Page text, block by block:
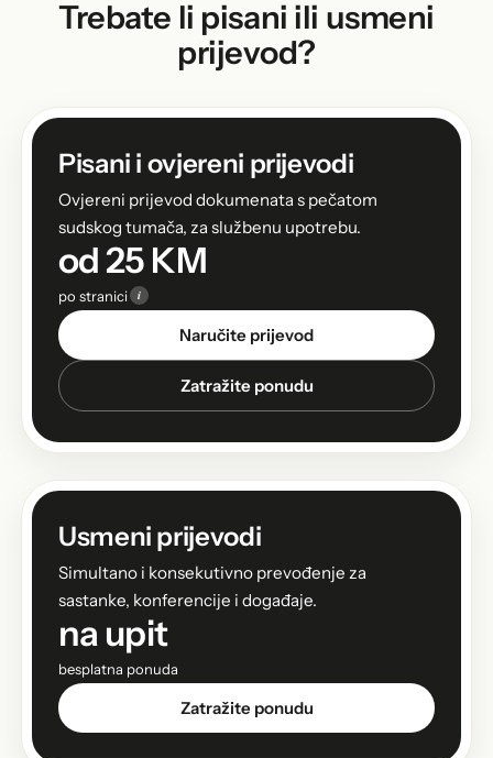
Trebate li pisani ili usmeni
prijevod?
Pisani i ovjereni prijevodi
Ovjereni prijevod dokumenata s pečatom
sudskog tumača, za službenu upotrebu.
od 25 KM
po stranici i
Naručite prijevod
Zatražite ponudu
Usmeni prijevodi
Simultano i konsekutivno prevođenje za
sastanke, konferencije i događaje.
na upit
besplatna ponuda
Zatražite ponudu